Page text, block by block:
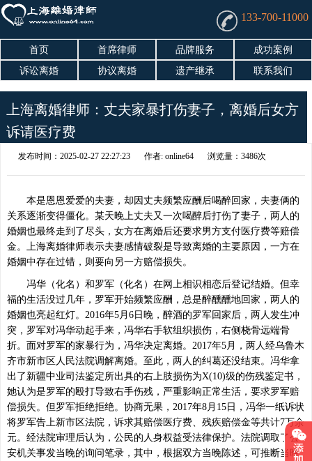
133-700-11000
首页 首席律师 品牌服务
成功案例
诉讼离婚
协议离婚 遗产继承 联系我们
上海离婚律师：丈夫家暴打伤妻子，离婚后女方
诉请医疗费
发布时间：2025-02-27 22:27:23 作者: online64 浏览量：3486次
本是恩恩爱爱的夫妻，却因丈夫频繁应酬后喝醉回家，夫妻俩的
关系逐渐变得僵化。某天晚上丈夫又一次喝醉后打伤了妻子，两人的
婚姻也最终走到了尽头，女方在离婚后还要求男方支付医疗费等赔偿
金。上海离婚律师表示夫妻感情破裂是导致离婚的主要原因，一方在
婚姻中存在过错，则要向另一方赔偿损失。
冯华（化名）和罗军（化名）在网上相识相恋后登记结婚。但幸
福的生活没过几年，罗军开始频繁应酬，总是醉醺醺地回家，两人的
婚姻也亮起红灯。2016年5月6日晚，醉酒的罗军回家后，两人发生冲
突，罗军对冯华动起手来，冯华右手软组织损伤，右侧桡骨远端骨
折。面对罗军的家暴行为，冯华决定离婚。2017年5月，两人经乌鲁木
齐市新市区人民法院调解离婚。至此，两人的纠葛还没结束。冯华拿
出了新疆中业司法鉴定所出具的右上肢损伤为X(10)级的伤残鉴定书，
她认为是罗军的殴打导致右手伤残，严重影响正常生活，要求罗军赔
偿损失。但罗军拒绝拒绝。协商无果，2017年8月15日，冯华一纸诉状
将罗军告上新市区法院，诉求其赔偿医疗费、残疾赔偿金等共计7万余
元。经法院审理后认为，公民的人身权益受法律保护。法院调取了公
安机关事发当晚的询问笔录，其中，根据双方当晚陈述，可推断当晚